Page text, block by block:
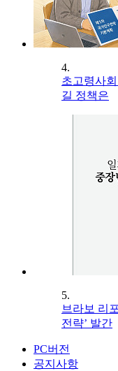
4.
초고령사
길 정책은
5.
브라보 리
전략’ 발간
PC버전
공지사항